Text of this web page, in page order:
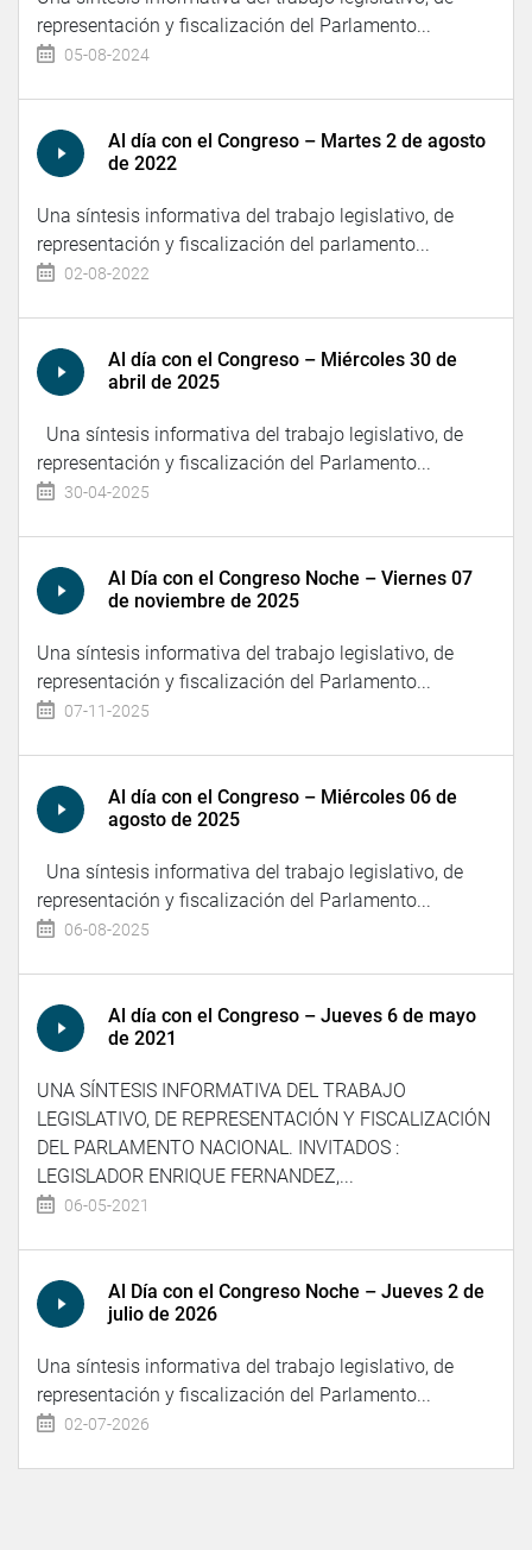
representación y fiscalización del Parlamento...
05-08-2024
Al día con el Congreso – Martes 2 de agosto
de 2022
Una síntesis informativa del trabajo legislativo, de
representación y fiscalización del parlamento...
02-08-2022
Al día con el Congreso – Miércoles 30 de
abril de 2025
Una síntesis informativa del trabajo legislativo, de
representación y fiscalización del Parlamento...
30-04-2025
Al Día con el Congreso Noche – Viernes 07
de noviembre de 2025
Una síntesis informativa del trabajo legislativo, de
representación y fiscalización del Parlamento...
07-11-2025
Al día con el Congreso – Miércoles 06 de
agosto de 2025
Una síntesis informativa del trabajo legislativo, de
representación y fiscalización del Parlamento...
06-08-2025
Al día con el Congreso – Jueves 6 de mayo
de 2021
UNA SÍNTESIS INFORMATIVA DEL TRABAJO
LEGISLATIVO, DE REPRESENTACIÓN Y FISCALIZACIÓN
DEL PARLAMENTO NACIONAL. INVITADOS :
LEGISLADOR ENRIQUE FERNANDEZ,...
06-05-2021
Al Día con el Congreso Noche – Jueves 2 de
julio de 2026
Una síntesis informativa del trabajo legislativo, de
representación y fiscalización del Parlamento...
02-07-2026